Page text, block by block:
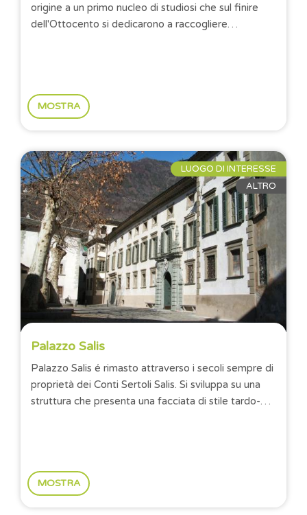
origine a un primo nucleo di studiosi che sul finire
dell'Ottocento si dedicarono a raccogliere
MOSTRA
LUOGO DI INTERESSE
ALTRO
Palazzo Salis
Palazzo Salis é rimasto attraverso i secoli sempre di
proprietà dei Conti Sertoli Salis. Si sviluppa su una
struttura che presenta una facciata di stile tardo-
MOSTRA